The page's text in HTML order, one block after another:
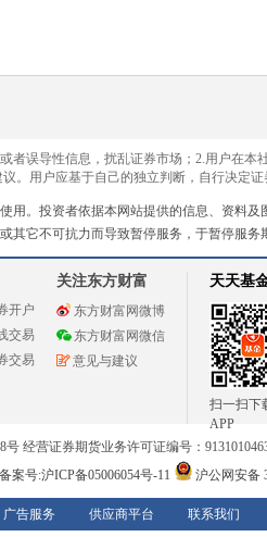
者误导性信息，扰乱证券市场；2.用户在本
。用户应基于自己的独立判断，自行决定证
用。投资者依据本网站提供的信息、资料
其它不可抗力而导致暂停服务，于暂停服务
开户
交易
交易
关注东方财富
东方财富网微博
东方财富网微信
意见与建议
天天基
扫一扫下
APP
经营证券期货业务许可证编号：
案号:沪ICP备05006054号-11
沪公网安备
广告服务 供应商平台 联系我们